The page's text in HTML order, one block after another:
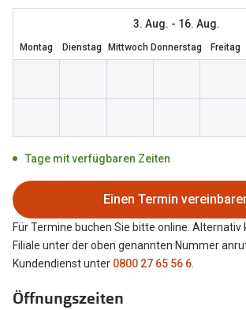
Miu Miu
alle Marken
Brillenpass richtig lesen
Alle Brillen Ratgeber
Angebote
Brillen 2 für 1
20% auf selbsttönende Gläser
Back to School: 50% auf die zweite
3. Aug. - 16. Aug.
Montag Dienstag Mittwoch Donnerstag Freitag
Tage mit verfügbaren Zeiten
Einen Termin
Für Termine buchen Sie bitte online. Alternativ
Filiale unter der oben genannten Nummer
Kundendienst unter 0800 27 65 56 6
Öffnungszeiten